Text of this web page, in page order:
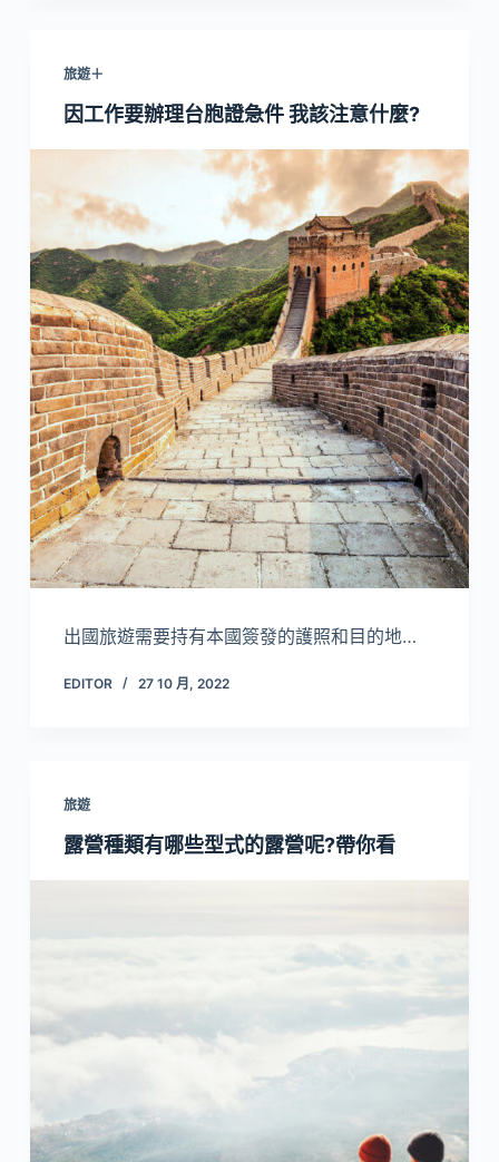
旅遊＋
因工作要辦理台胞證急件 我該注意什麼?
出國旅遊需要持有本國簽發的護照和目的地…
EDITOR 27 10 月, 2022
旅遊
露營種類有哪些型式的露營呢?帶你看